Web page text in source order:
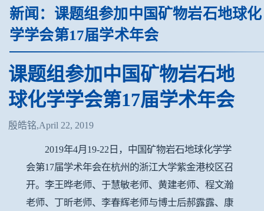
新闻：课题组参加中国矿物岩石地球化
学学会第17届学术年会
课题组参加中国矿物岩石地
球化学学会第17届学术年会
殷皓铭,April 22, 2019
2019年4月19-22日，中国矿物岩石地球化学学
会第17届学术年会在杭州的浙江大学紫金港校区召
开。李王晔老师、于慧敏老师、黄建老师、程文瀚
老师、丁昕老师、李春辉老师与博士后郝露露、康